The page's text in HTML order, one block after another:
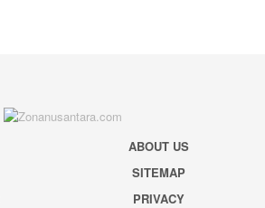
ABOUT US
SITEMAP
PRIVACY